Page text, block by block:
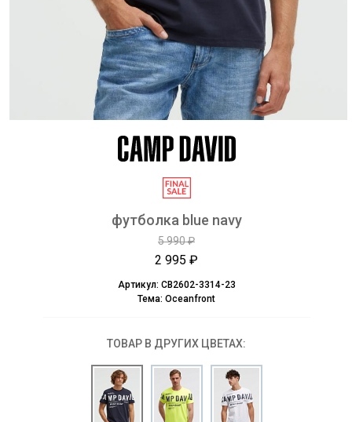
футболка blue navy
5 990 ₽
2 995 ₽
Артикул: CB2602-3314-23
Тема: Oceanfront
ТОВАР В ДРУГИХ ЦВЕТАХ: